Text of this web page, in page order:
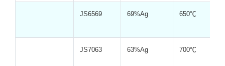
JS6569 69%Ag 650℃
JS7063 63%Ag 700℃